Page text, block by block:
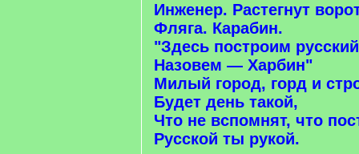
Инженер. Растегнут
Фляга. Карабин.
"Здесь построим
Назовем — Харбин"
Милый город, горд и
Будет день такой,
Что не вспомнят, что
Русской ты рукой.